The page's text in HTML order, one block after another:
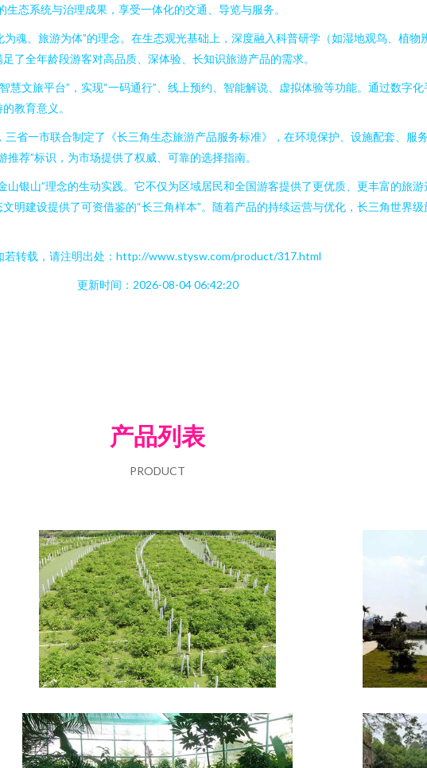
态系统与治理成果，享受一体化的交通、导览与服务。
为魂、旅游为体”的理念。在生态观光基础上，深度融入科普研学（如湿地观鸟、植物
了全年龄段游客对高品质、深体验、长知识旅游产品的需求。
慧文旅平台”，实现“一码通行”、线上预约、智能解说、虚拟体验等功能。通过数字
教育意义。
三省一市联合制定了《长三角生态旅游产品服务标准》，在环境保护、设施配套、服
荐”标识，为市场提供了权威、可靠的选择指南。
银山”理念的生动实践。它不仅为区域居民和全国游客提供了更优质、更丰富的旅
明建设提供了可资借鉴的“长三角样本”。随着产品的持续运营与优化，长三角世界
若转载，请注明出处：http://www.stysw.com/product/317.html
更新时间：2026-08-04 06:42:20
产品列表
PRODUCT